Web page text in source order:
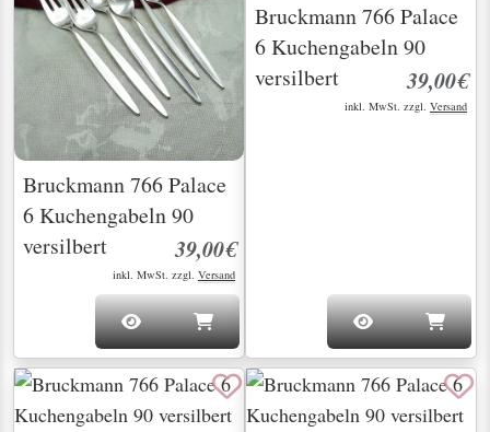
Bruckmann 766 Palace
6 Kuchengabeln 90
versilbert
39,00€
inkl. MwSt. zzgl. Versand
Bruckmann 766 Palace
6 Kuchengabeln 90
versilbert
39,00€
inkl. MwSt. zzgl. Versand